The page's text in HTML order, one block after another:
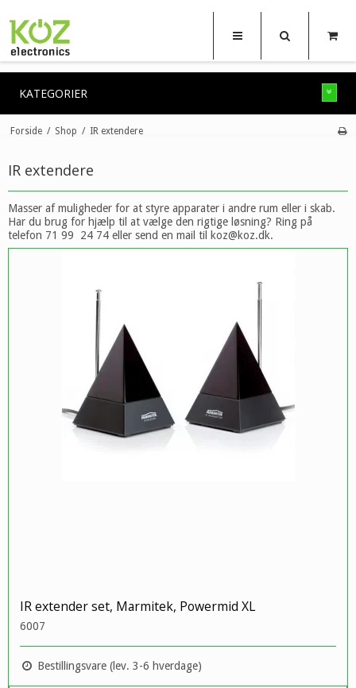
KATEGORIER
Forside / Shop / IR extendere
IR extendere
Masser af muligheder for at styre apparater i andre rum eller i skab.
Har du brug for hjælp til at vælge den rigtige løsning? Ring på
telefon 71 99 24 74 eller send en mail til koz@koz.dk.
IR extender set, Marmitek, Powermid XL
6007
Bestillingsvare (lev. 3-6 hverdage)